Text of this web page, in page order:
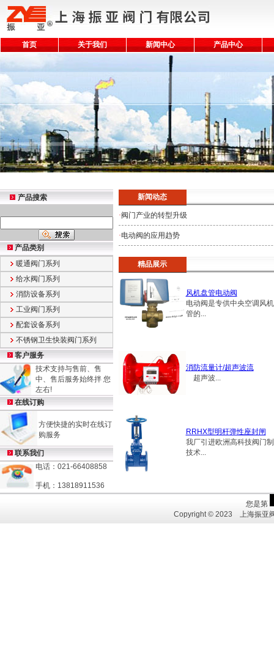
首页 关于我们 新闻中心 产品中心
产品搜索
产品类别
暖通阀门系列
给水阀门系列
消防设备系列
工业阀门系列
配套设备系列
不锈钢卫生快装阀门系列
客户服务
技术支持与售前、售
中、售后服务始终拌 您
左右!
在线订购
方便快捷的实时在线订
购服务
联系我们
电话：021-66408858
手机：13818911536
新闻动态
·阀门产业的转型升级
·电动阀的应用趋势
精品展示
风机盘管电动阀
电动阀是专供中央空调风
管的...
消防流量计/超声波流
超声波...
RRHX型明杆弹性座封闸
我厂引进欧洲高科技阀门
技术...
Copyright © 2023 上海振亚